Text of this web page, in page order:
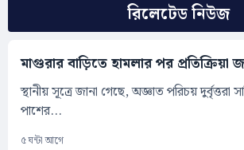
রিলেটেড নিউজ
মাগুরার বাড়িতে হামলার পর প্রতিক্রিয়া
স্থানীয় সূত্রে জানা গেছে, অজ্ঞাত পরিচয় দুর্বৃত্তরা
পাশের...
৫ ঘন্টা আগে